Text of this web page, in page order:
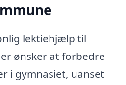
lektiehjælp til
ønsker at forbedre
i gymnasiet, uanset